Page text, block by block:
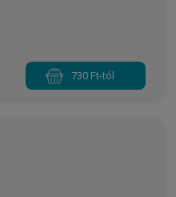
730 Ft-tól